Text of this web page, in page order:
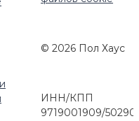
© 2026 Пол Хаус
ИНН/КПП
9719001909/